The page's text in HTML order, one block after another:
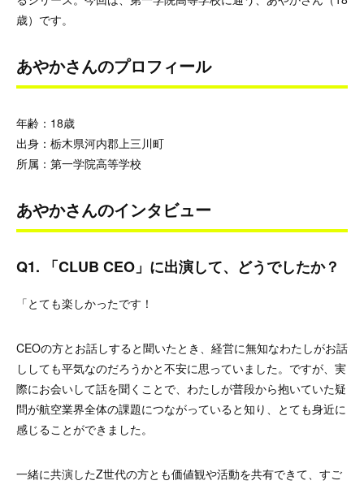
歳）です。
あやかさんのプロフィール
年齢：18歳
出身：栃木県河内郡上三川町
所属：第一学院高等学校
あやかさんのインタビュー
Q1. 「CLUB CEO」に出演して、どうでしたか？
「とても楽しかったです！
CEOの方とお話しすると聞いたとき、経営に無知なわたしがお話
ししても平気なのだろうかと不安に思っていました。ですが、実
際にお会いして話を聞くことで、わたしが普段から抱いていた疑
問が航空業界全体の課題につながっていると知り、とても身近に
感じることができました。
一緒に共演したZ世代の方とも価値観や活動を共有できて、すご